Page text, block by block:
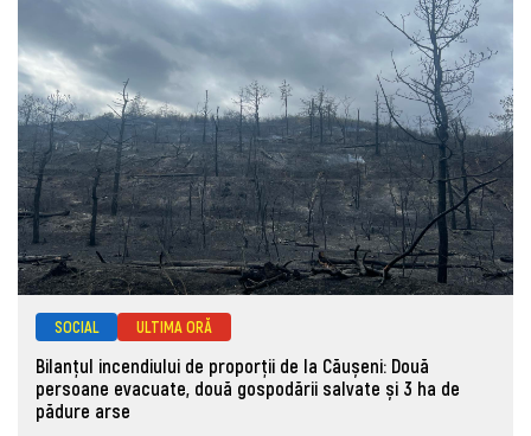
SOCIAL ULTIMA ORĂ
Bilanțul incendiului de proporții de la Căușeni: Două
persoane evacuate, două gospodării salvate și 3 ha de
pădure arse